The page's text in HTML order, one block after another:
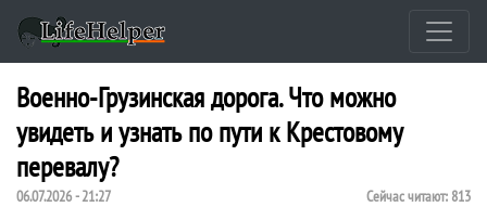
Военно-Грузинская дорога. Что можно
увидеть и узнать по пути к Крестовому
перевалу?
06.07.2026 - 21:27 Сейчас читают: 813